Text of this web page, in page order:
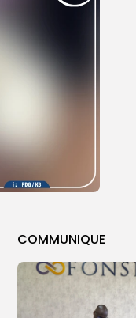
COMMUNIQUE